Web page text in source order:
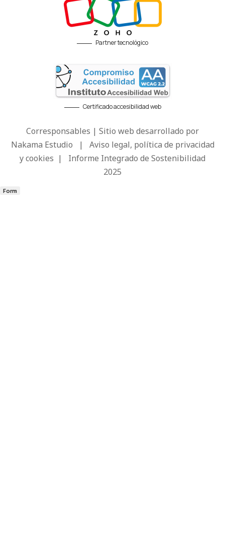
Partner tecnológico
Certificado accesibilidad web
Corresponsables | Sitio web desarrollado por
Nakama Estudio | Aviso legal, política de privacidad
y cookies | Informe Integrado de Sostenibilidad
2025
Form